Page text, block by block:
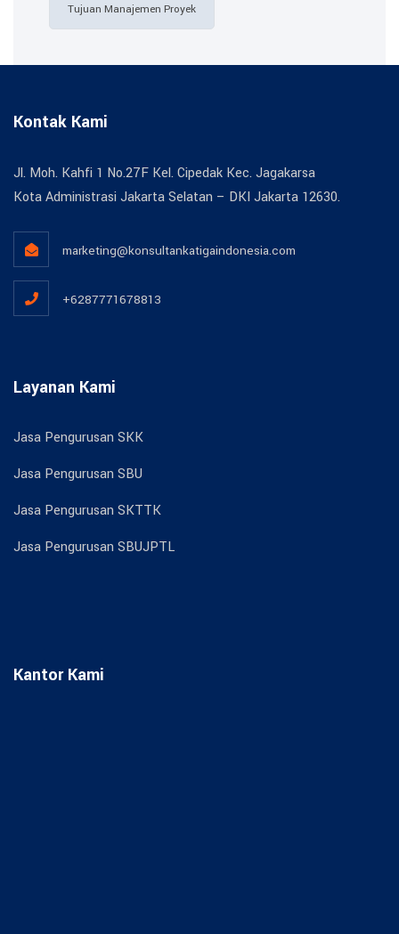
Tujuan Manajemen Proyek
Kontak Kami
Jl. Moh. Kahfi 1 No.27F Kel. Cipedak Kec. Jagakarsa
Kota Administrasi Jakarta Selatan – DKI Jakarta 12630.
marketing@konsultankatigaindonesia.com
+6287771678813
Layanan Kami
Jasa Pengurusan SKK
Jasa Pengurusan SBU
Jasa Pengurusan SKTTK
Jasa Pengurusan SBUJPTL
Kantor Kami